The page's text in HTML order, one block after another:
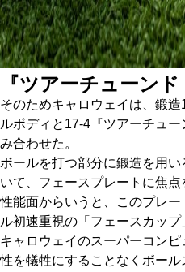
『ツアーチューンド
そのためキャロウェイは、鍛
ルボディと17-4『ツアーチュ
み合わせた。
ボールを打つ部分に鍛造を用
いて、フェースプレートに焦点
性能面からいうと、このプレ
ル初速重視の「フェースカップ
キャロウェイのスーパーコン
性を犠牲にすることなくボー